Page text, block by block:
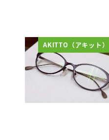
AKITTO（アキット）